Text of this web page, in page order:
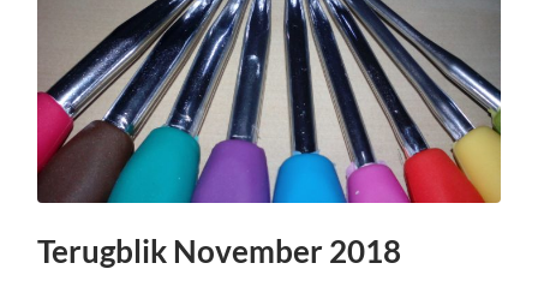
Terugblik November 2018